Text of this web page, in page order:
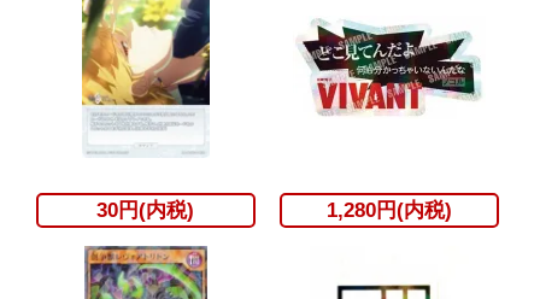
30円(内税) 1,280円(内税)